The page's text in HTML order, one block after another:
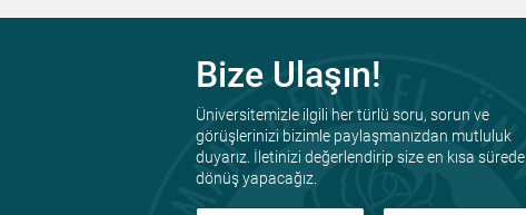
Bize Ulaşın!
Üniversitemizle ilgili her türlü soru, sorun ve
görüşlerinizi bizimle paylaşmanızdan mutluluk
duyarız. İletinizi değerlendirip size en kısa sürede
dönüş yapacağız.